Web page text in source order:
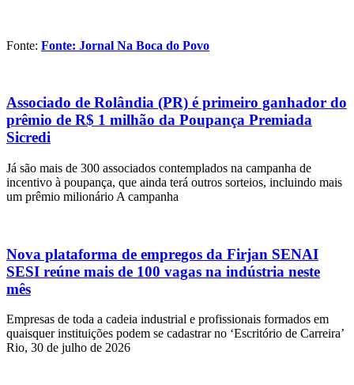
Fonte: Fonte: Jornal Na Boca do Povo
Associado de Rolândia (PR) é primeiro ganhador do
prêmio de R$ 1 milhão da Poupança Premiada
Sicredi
Já são mais de 300 associados contemplados na campanha de
incentivo à poupança, que ainda terá outros sorteios, incluindo mais
um prêmio milionário A campanha
Nova plataforma de empregos da Firjan SENAI
SESI reúne mais de 100 vagas na indústria neste
mês
Empresas de toda a cadeia industrial e profissionais formados em
quaisquer instituições podem se cadastrar no ‘Escritório de Carreira’
Rio, 30 de julho de 2026